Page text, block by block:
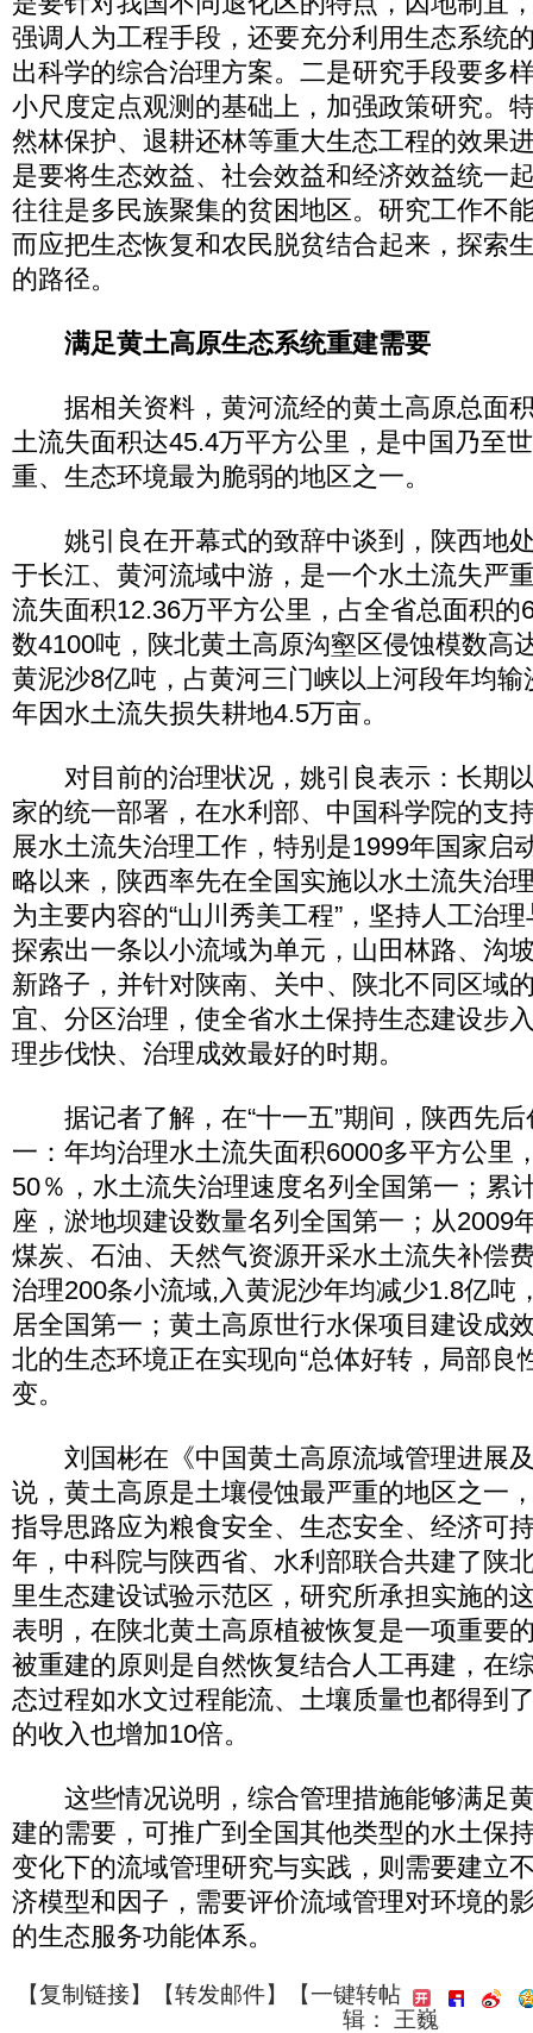
强调人为工程手段，还要充分利用生态系统
出科学的综合治理方案。二是研究手段要多
小尺度定点观测的基础上，加强政策研究。
然林保护、退耕还林等重大生态工程的效果
是要将生态效益、社会效益和经济效益统一
往往是多民族聚集的贫困地区。研究工作不
而应把生态恢复和农民脱贫结合起来，探索
的路径。
满足黄土高原生态系统重建需要
据相关资料，黄河流经的黄土高原总面
土流失面积达45.4万平方公里，是中国乃至
重、生态环境最为脆弱的地区之一。
姚引良在开幕式的致辞中谈到，陕西地
于长江、黄河流域中游，是一个水土流失严
流失面积12.36万平方公里，占全省总面积的
数4100吨，陕北黄土高原沟壑区侵蚀模数高
黄泥沙8亿吨，占黄河三门峡以上河段年均
年因水土流失损失耕地4.5万亩。
对目前的治理状况，姚引良表示：长期
家的统一部署，在水利部、中国科学院的支
展水土流失治理工作，特别是1999年国家启
略以来，陕西率先在全国实施以水土流失治
为主要内容的“山川秀美工程”，坚持人工治
探索出一条以小流域为单元，山田林路、沟
新路子，并针对陕南、关中、陕北不同区域
宜、分区治理，使全省水土保持生态建设步
理步伐快、治理成效最好的时期。
据记者了解，在“十一五”期间，陕西先后
一：年均治理水土流失面积6000多平方公里
50％，水土流失治理速度名列全国第一；累
座，淤地坝建设数量名列全国第一；从2009
煤炭、石油、天然气资源开采水土流失补偿
治理200条小流域,入黄泥沙年均减少1.8亿吨
居全国第一；黄土高原世行水保项目建设成
北的生态环境正在实现向“总体好转，局部良
变。
刘国彬在《中国黄土高原流域管理进展
说，黄土高原是土壤侵蚀最严重的地区之一
指导思路应为粮食安全、生态安全、经济可
年，中科院与陕西省、水利部联合共建了陕
里生态建设试验示范区，研究所承担实施的
表明，在陕北黄土高原植被恢复是一项重要
被重建的原则是自然恢复结合人工再建，在
态过程如水文过程能流、土壤质量也都得到
的收入也增加10倍。
这些情况说明，综合管理措施能够满足
建的需要，可推广到全国其他类型的水土保
变化下的流域管理研究与实践，则需要建立
济模型和因子，需要评价流域管理对环境的
的生态服务功能体系。
【复制链接】【转发邮件】
【一键转帖
辑： 王巍